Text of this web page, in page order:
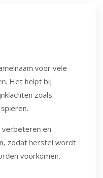
voor vele
Het helpt bij
zoals
en
zodat herstel wordt
voorkomen.